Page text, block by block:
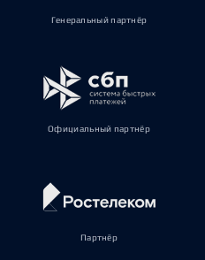
Генеральный партнёр
Официальный партнёр
Партнёр